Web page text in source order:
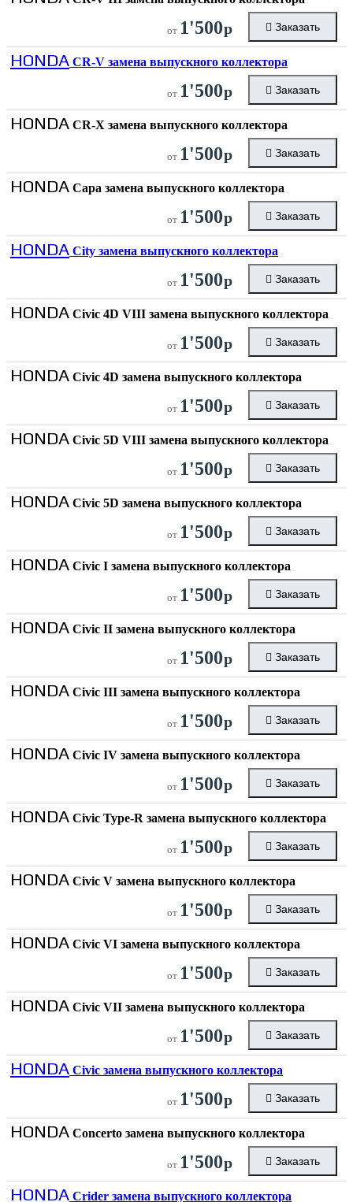
от 1'500р Заказать
HONDA CR-V замена выпускного коллектора
от 1'500р Заказать
HONDA CR-X замена выпускного коллектора
от 1'500р Заказать
HONDA Capa замена выпускного коллектора
от 1'500р Заказать
HONDA City замена выпускного коллектора
от 1'500р Заказать
HONDA Civic 4D VIII замена выпускного коллектора
от 1'500р Заказать
HONDA Civic 4D замена выпускного коллектора
от 1'500р Заказать
HONDA Civic 5D VIII замена выпускного коллектора
от 1'500р Заказать
HONDA Civic 5D замена выпускного коллектора
от 1'500р Заказать
HONDA Civic I замена выпускного коллектора
от 1'500р Заказать
HONDA Civic II замена выпускного коллектора
от 1'500р Заказать
HONDA Civic III замена выпускного коллектора
от 1'500р Заказать
HONDA Civic IV замена выпускного коллектора
от 1'500р Заказать
HONDA Civic Type-R замена выпускного коллектора
от 1'500р Заказать
HONDA Civic V замена выпускного коллектора
от 1'500р Заказать
HONDA Civic VI замена выпускного коллектора
от 1'500р Заказать
HONDA Civic VII замена выпускного коллектора
от 1'500р Заказать
HONDA Civic замена выпускного коллектора
от 1'500р Заказать
HONDA Concerto замена выпускного коллектора
от 1'500р Заказать
HONDA Crider замена выпускного коллектора